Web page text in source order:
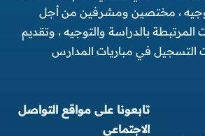
، مختصين ومشرفين من أجل
المرتبطة بالدراسة والتوجيه ، وتقديم
في مباريات المدارس
تابعونا على مواقع التواصل
الاجتماعي